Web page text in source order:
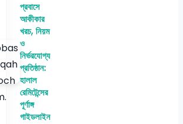
প্রবাসে
আকীকার
খরচ, নিয়ম
ও
নির্ভরযোগ্য
প্রতিষ্ঠান:
হালাল
রেমিটেন্সের
পূর্ণাঙ্গ
গাইডলাইন